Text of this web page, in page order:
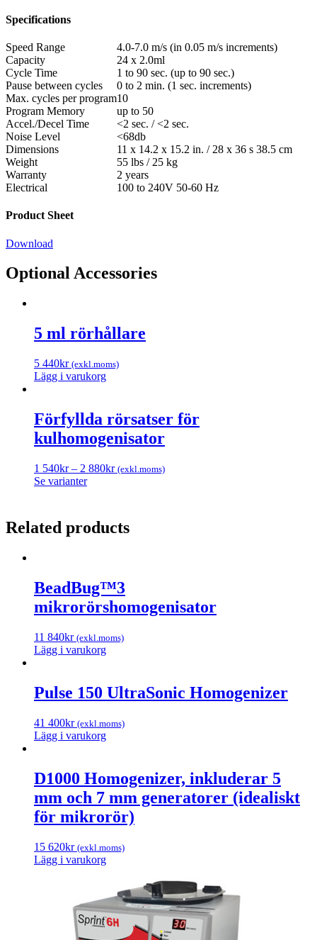
Specifications
Speed Range
4.0-7.0 m/s (in 0.05 m/s increments)
Capacity
24 x 2.0ml
Cycle Time
1 to 90 sec. (up to 90 sec.)
Pause between cycles
0 to 2 min. (1 sec. increments)
Max. cycles per program10
Program Memory
up to 50
Accel./Decel Time
<2 sec. / <2 sec.
Noise Level
<68db
Dimensions
11 x 14.2 x 15.2 in. / 28 x 36 s 38.5 cm
Weight
55 lbs / 25 kg
Warranty
2 years
Electrical
100 to 240V 50-60 Hz
Product Sheet
Download
Optional Accessories
5 ml rörhållare
5 440kr (exkl.moms)
Lägg i varukorg
Förfyllda rörsatser för
kulhomogenisator
1 540kr– 2 880kr (exkl.moms)
Se varianter
Related products
BeadBug™3
mikrorörshomogenisator
11 840kr (exkl.moms)
Lägg i varukorg
Pulse 150 UltraSonic Homogenizer
41 400kr (exkl.moms)
Lägg i varukorg
D1000 Homogenizer, inkluderar 5
mm och 7 mm generatorer (idealiskt
för mikrorör)
15 620kr (exkl.moms)
Lägg i varukorg